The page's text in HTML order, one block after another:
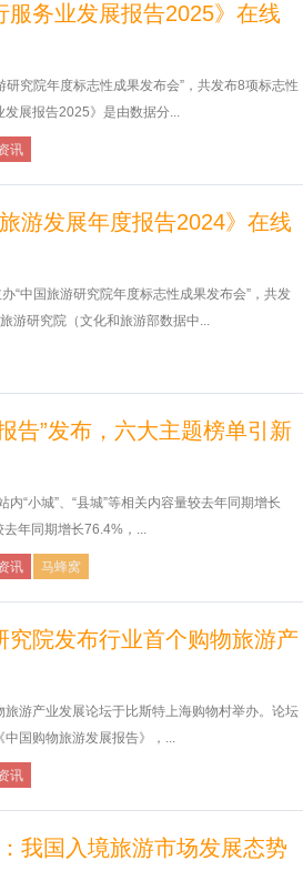
服务业发展报告2025》在线
研究院年度标志性成果发布会”，共发布8项标志性
展报告2025》是由数据分...
讯
旅游发展年度报告2024》在线
“中国旅游研究院年度标志性成果发布会”，共发
游研究院（文化和旅游部数据中...
告”发布，六大主题榜单引新
“小城”、“县城”等相关内容量较去年同期增长
年同期增长76.4%，...
讯 马蜂窝
究院发布行业首个购物旅游产
游产业发展论坛于比斯特上海购物村举办。论坛
国购物旅游发展报告》，...
讯
我国入境旅游市场发展态势